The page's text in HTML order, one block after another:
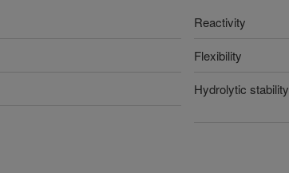
Reactivity
Flexibility
Hydrolytic stability